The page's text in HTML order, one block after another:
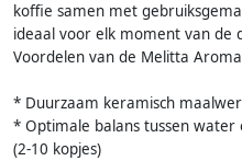
koffie samen met
ideaal voor elk moment van de
Voordelen van de Melitta
* Duurzaam keramisch
* Optimale balans tussen
(2-10 kopjes)